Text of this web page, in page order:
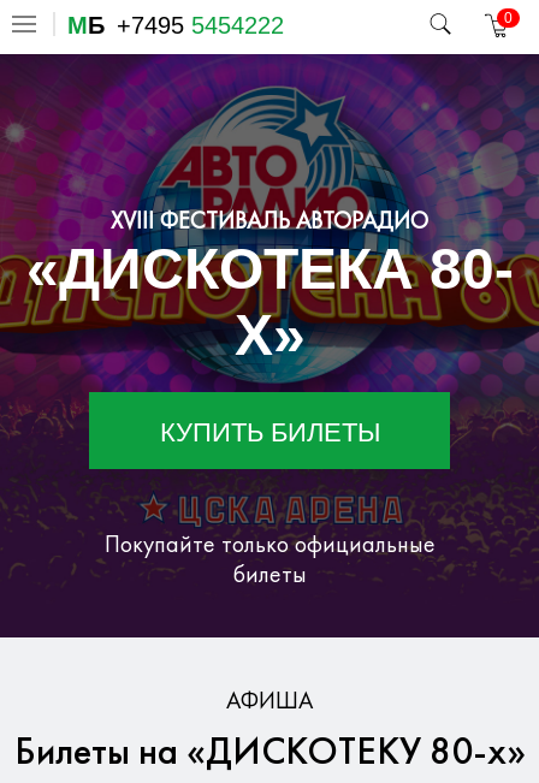
МБ +7495 5454222 0
XVIII ФЕСТИВАЛЬ АВТОРАДИО
«ДИСКОТЕКА 80-
Х»
КУПИТЬ БИЛЕТЫ
Покупайте только официальные
билеты
Гарантия безопасности данных
АФИША
Билеты на «ДИСКОТЕКУ 80-х»